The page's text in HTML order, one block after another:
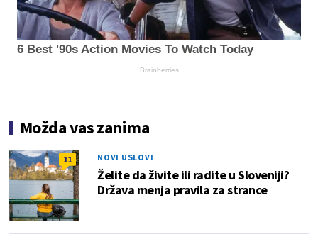
6 Best '90s Action Movies To Watch Today
Brainberries
Možda vas zanima
11 NOVI USLOVI
Želite da živite ili radite u Sloveniji?
Država menja pravila za strance